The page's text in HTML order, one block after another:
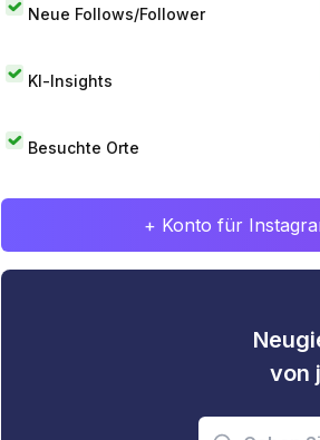
Neue Follows/Follower
KI-Insights
Besuchte Orte
+ Konto für
von